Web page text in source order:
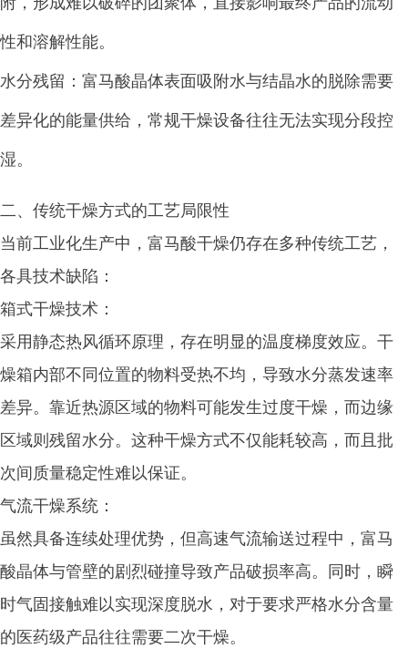
性和溶解性能。
水分残留：富马酸晶体表面吸附水与结晶水的脱除需要
差异化的能量供给，常规干燥设备往往无法实现分段控
湿。
二、传统干燥方式的工艺局限性
当前工业化生产中，富马酸干燥仍存在多种传统工艺，
各具技术缺陷：
箱式干燥技术：
采用静态热风循环原理，存在明显的温度梯度效应。干
燥箱内部不同位置的物料受热不均，导致水分蒸发速率
差异。靠近热源区域的物料可能发生过度干燥，而边缘
区域则残留水分。这种干燥方式不仅能耗较高，而且批
次间质量稳定性难以保证。
气流干燥系统：
虽然具备连续处理优势，但高速气流输送过程中，富马
酸晶体与管壁的剧烈碰撞导致产品破损率高。同时，瞬
时气固接触难以实现深度脱水，对于要求严格水分含量
的医药级产品往往需要二次干燥。